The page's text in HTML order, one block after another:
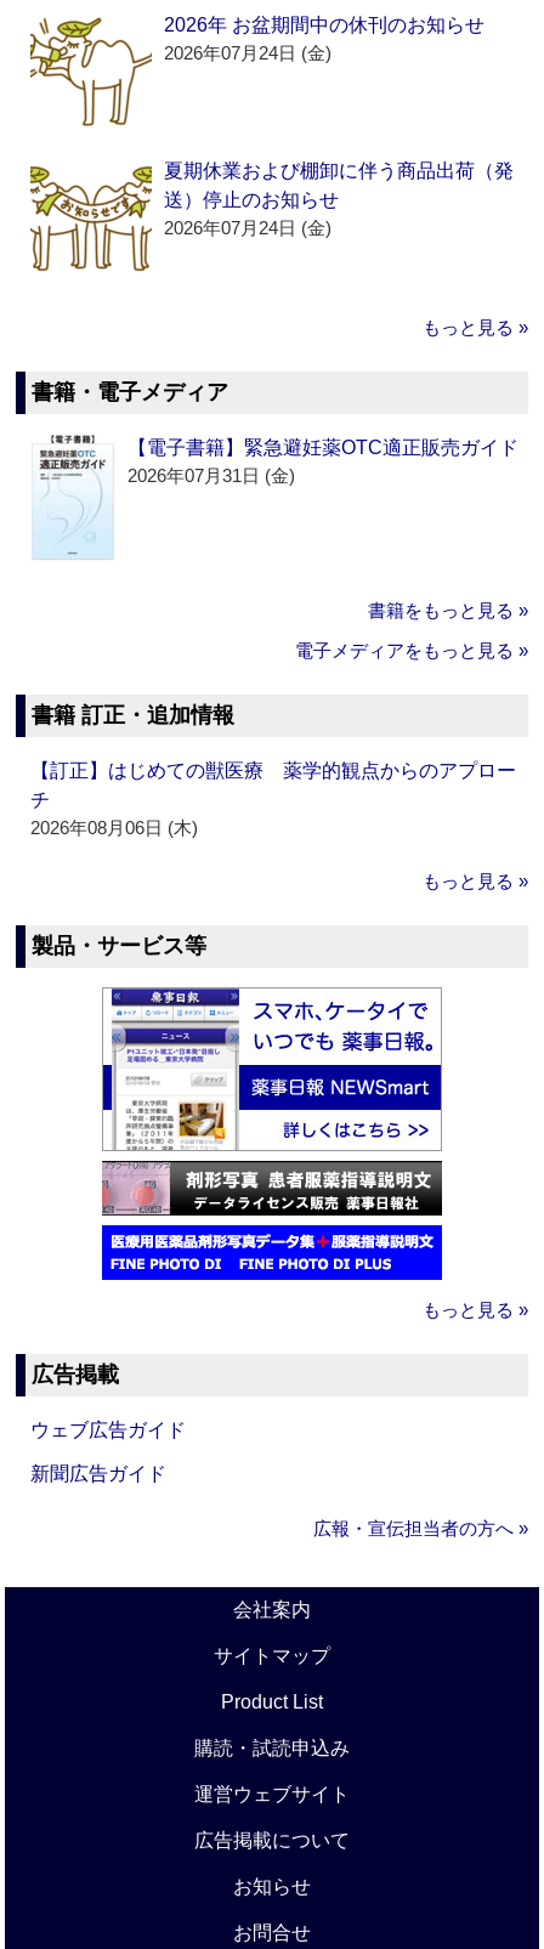
2026年 お盆期間中の休刊のお知らせ
2026年07月24日 (金)
夏期休業および棚卸に伴う商品出荷（発
送）停止のお知らせ
2026年07月24日 (金)
もっと見る »
書籍・電子メディア
【電子書籍】緊急避妊薬OTC適正販売ガイド
2026年07月31日 (金)
書籍をもっと見る »
電子メディアをもっと見る »
書籍 訂正・追加情報
【訂正】はじめての獣医療 薬学的観点からのアプロー
チ
2026年08月06日 (木)
もっと見る »
製品・サービス等
もっと見る »
広告掲載
ウェブ広告ガイド
新聞広告ガイド
広報・宣伝担当者の方へ »
会社案内
サイトマップ
Product List
購読・試読申込み
運営ウェブサイト
広告掲載について
お知らせ
お問合せ